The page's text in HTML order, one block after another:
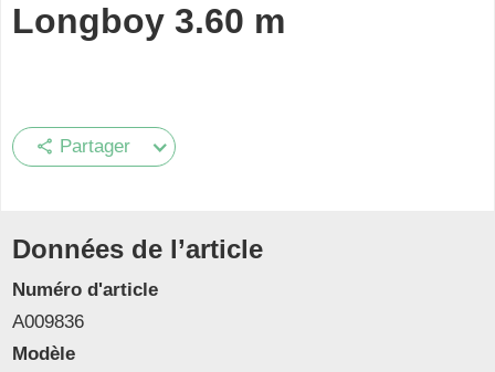
Longboy 3.60 m
share Partager
Données de l’article
Numéro d'article
A009836
Modèle